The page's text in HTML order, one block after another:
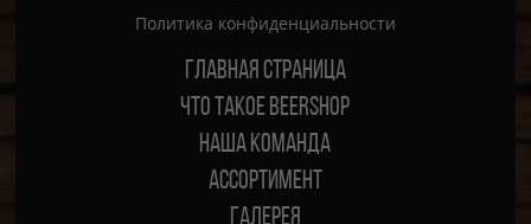
Политика конфиденциальности
Главная страница
ЧТО ТАКОЕ BEERSHOP
Наша команда
Ассортимент